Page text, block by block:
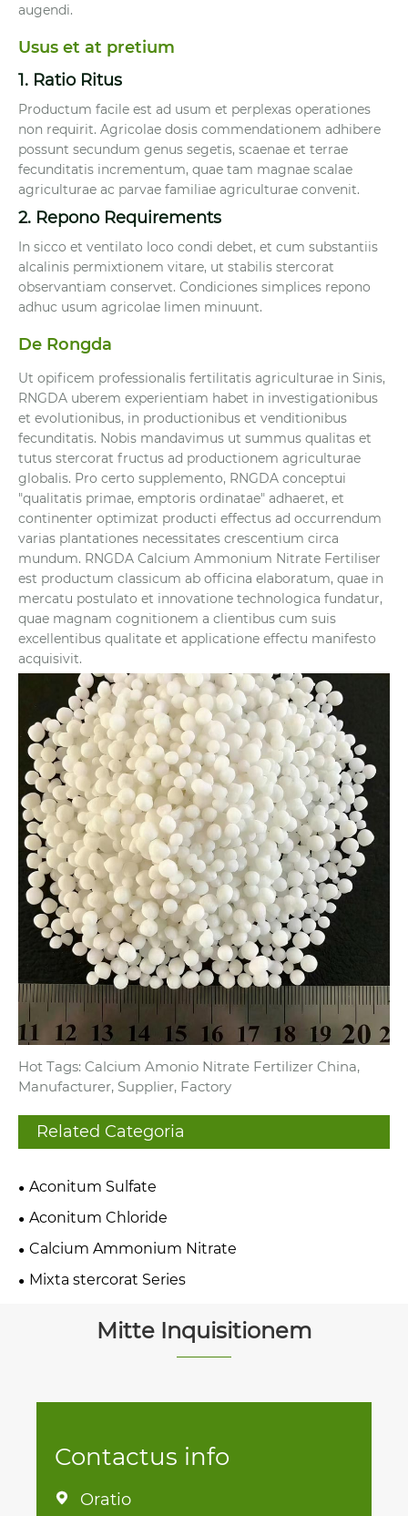
augendi.
Usus et at pretium
1. Ratio Ritus
Productum facile est ad usum et perplexas operationes
non requirit. Agricolae dosis commendationem adhibere
possunt secundum genus segetis, scaenae et terrae
fecunditatis incrementum, quae tam magnae scalae
agriculturae ac parvae familiae agriculturae convenit.
2. Repono Requirements
In sicco et ventilato loco condi debet, et cum substantiis
alcalinis permixtionem vitare, ut stabilis stercorat
observantiam conservet. Condiciones simplices repono
adhuc usum agricolae limen minuunt.
De Rongda
Ut opificem professionalis fertilitatis agriculturae in Sinis,
RNGDA uberem experientiam habet in investigationibus
et evolutionibus, in productionibus et venditionibus
fecunditatis. Nobis mandavimus ut summus qualitas et
tutus stercorat fructus ad productionem agriculturae
globalis. Pro certo supplemento, RNGDA conceptui
"qualitatis primae, emptoris ordinatae" adhaeret, et
continenter optimizat producti effectus ad occurrendum
varias plantationes necessitates crescentium circa
mundum. RNGDA Calcium Ammonium Nitrate Fertiliser
est productum classicum ab officina elaboratum, quae in
mercatu postulato et innovatione technologica fundatur,
quae magnam cognitionem a clientibus cum suis
excellentibus qualitate et applicatione effectu manifesto
acquisivit.
Hot Tags: Calcium Amonio Nitrate Fertilizer China,
Manufacturer, Supplier, Factory
Related Categoria
Aconitum Sulfate
Aconitum Chloride
Calcium Ammonium Nitrate
Mixta stercorat Series
Mitte Inquisitionem
Contactus info
 Oratio